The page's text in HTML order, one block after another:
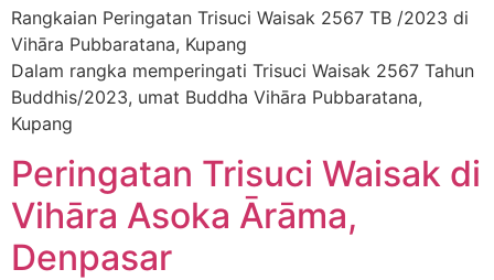
Rangkaian Peringatan Trisuci Waisak 2567 TB /2023 di
Vihāra Pubbaratana, Kupang
Dalam rangka memperingati Trisuci Waisak 2567 Tahun
Buddhis/2023, umat Buddha Vihāra Pubbaratana,
Kupang
Peringatan Trisuci Waisak di
Vihāra Asoka Ārāma,
Denpasar